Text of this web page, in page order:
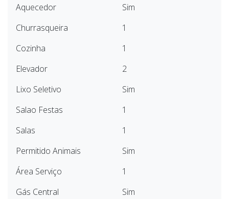
Aquecedor
Sim
Churrasqueira
1
Cozinha
1
Elevador
2
Lixo Seletivo
Sim
Salao Festas
1
Salas
1
Permitido Animais
Sim
Área Serviço
1
Gás Central
Sim